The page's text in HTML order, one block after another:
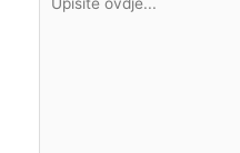
ovdje...